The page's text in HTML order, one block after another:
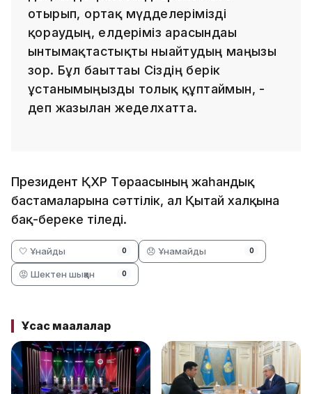
отырып, ортақ мүдделерімізді
қорғаудың, елдеріміз арасындағы
ынтымақтастықты нығайтудың маңызы
зор. Бұл бағыттағы Сіздің берік
ұстанымыңызды толық құптаймын, -
деп жазылған жеделхатта.
Президент ҚХР Төрағасының жаһандық
бастамаларына сәттілік, ал Қытай халқына
бақ-береке тіледі.
🤍 Ұнайды 0 😞 Ұнамайды 0
😡 Шектен шыққан 0
Ұқсас мақалалар